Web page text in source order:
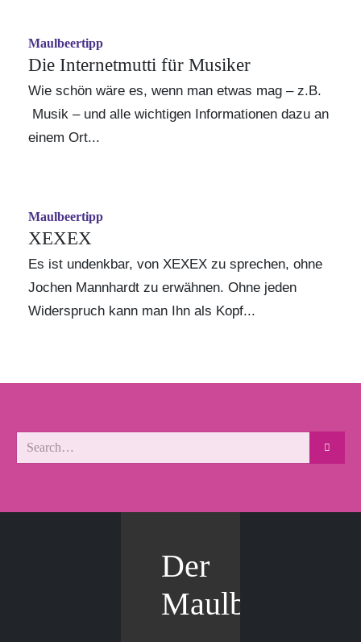
Maulbeertipp
Die Internetmutti für Musiker
Wie schön wäre es, wenn man etwas mag – z.B.
Musik – und alle wichtigen Informationen dazu an
einem Ort...
Maulbeertipp
XEXEX
Es ist undenkbar, von XEXEX zu sprechen, ohne
Jochen Mannhardt zu erwähnen. Ohne jeden
Widerspruch kann man Ihn als Kopf...
Der
Maulbär